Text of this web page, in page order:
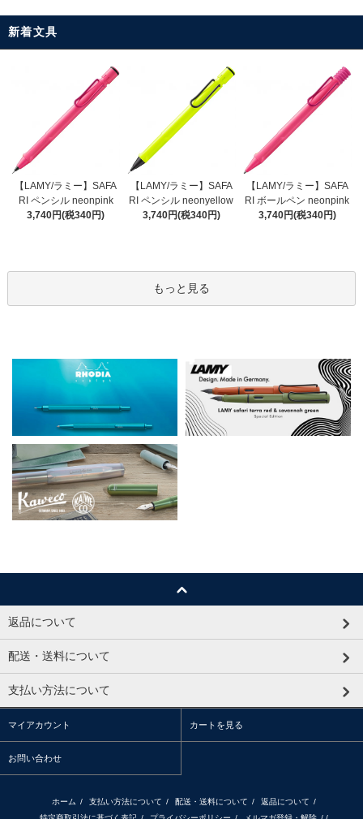
新着文具
【LAMY/ラミー】SAFA
RI ペンシル neonpink
3,740円(税340円)
【LAMY/ラミー】SAFA
RI ペンシル neonyellow
3,740円(税340円)
【LAMY/ラミー】SAFA
RI ボールペン neonpink
3,740円(税340円)
もっと見る
返品について
配送・送料について
支払い方法について
マイアカウント カートを見る
お問い合わせ
ホーム / 支払い方法について / 配送・送料について / 返品について /